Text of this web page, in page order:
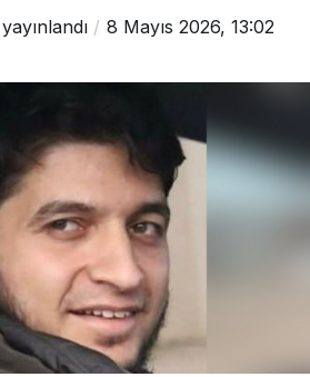
yayınlandı
8 Mayıs 2026, 13:02